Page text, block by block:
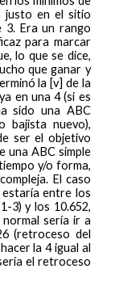
justo en el sitio
3. Era un rango
para marcar
lo que se dice,
que ganar y
la [v] de la
en una 4 (si es
sido una ABC
bajista nuevo),
ser el objetivo
una ABC simple
y/o forma,
El caso
entre los
3) y los 10.652,
sería ir a
(retroceso del
la 4 igual al
el retroceso